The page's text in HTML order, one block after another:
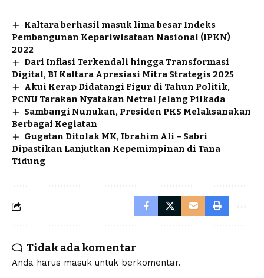
Kaltara berhasil masuk lima besar Indeks
Pembangunan Kepariwisataan Nasional (IPKN)
2022
Dari Inflasi Terkendali hingga Transformasi
Digital, BI Kaltara Apresiasi Mitra Strategis 2025
Akui Kerap Didatangi Figur di Tahun Politik,
PCNU Tarakan Nyatakan Netral Jelang Pilkada
Sambangi Nunukan, Presiden PKS Melaksanakan
Berbagai Kegiatan
Gugatan Ditolak MK, Ibrahim Ali – Sabri
Dipastikan Lanjutkan Kepemimpinan di Tana
Tidung
Tidak ada komentar
Anda harus masuk untuk berkomentar.